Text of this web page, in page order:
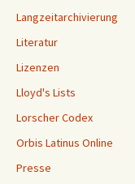
Langzeitarchivierung
Literatur
Lizenzen
Lloyd's Lists
Lorscher Codex
Orbis Latinus Online
Presse